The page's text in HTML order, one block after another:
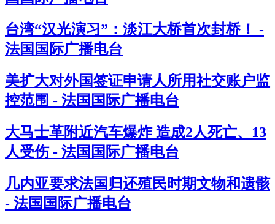
台湾“汉光演习”：淡江大桥首次封桥！ -
法国国际广播电台
美扩大对外国签证申请人所用社交账户监
控范围 - 法国国际广播电台
大马士革附近汽车爆炸 造成2人死亡、13
人受伤 - 法国国际广播电台
几内亚要求法国归还殖民时期文物和遗骸
- 法国国际广播电台